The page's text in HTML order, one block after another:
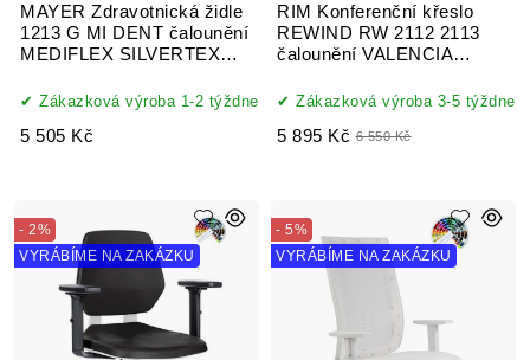
MAYER Zdravotnická židle
1213 G MI DENT čalounění
MEDIFLEX SILVERTEX
Zákazková výroba 1-2 týždne
5 505 Kč
RIM Konferenční křeslo
REWIND RW 2112 2113
čalounění VALENCIA
Zákazková výroba 3-5 týždne
5 895 Kč 6 550 Kč
- 2%
VYRÁBÍME NA ZAKÁZKU
- 5%
VYRÁBÍME NA ZAKÁZKU